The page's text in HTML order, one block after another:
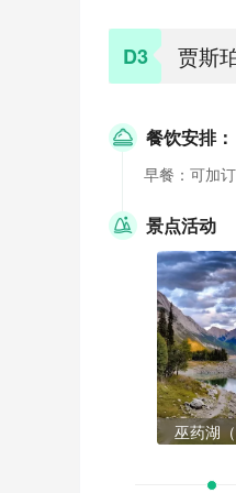
D3 贾斯
餐饮安排：
早餐：可加
景点活动
巫药湖